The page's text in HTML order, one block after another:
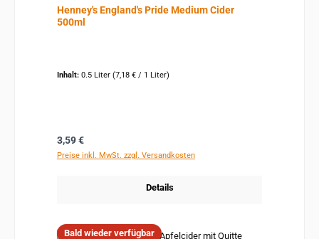
Henney's England's Pride Medium Cider
500ml
Inhalt: 0.5 Liter (7,18 € / 1 Liter)
Regulärer Preis:
3,59 €
Preise inkl. MwSt. zzgl. Versandkosten
Details
Bald wieder verfügbar